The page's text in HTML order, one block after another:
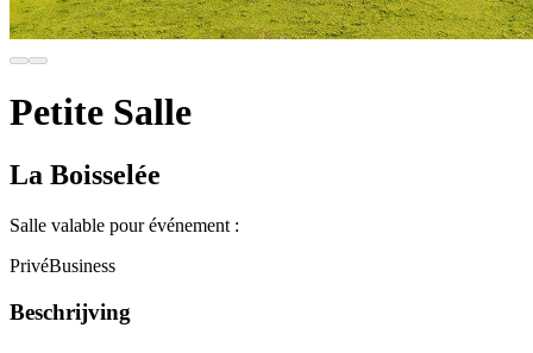
Petite Salle
La Boisselée
Salle valable pour événement :
PrivéBusiness
Beschrijving